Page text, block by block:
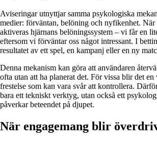
Aviseringar utnyttjar samma psykologiska
medier: förväntan, belöning och nyfikenhet.
aktiveras hjärnans belöningssystem – vi får en
eftersom vi förväntar oss något intressant. I
resultatet av ett spel, en kampanj eller en ny
Denna mekanism kan göra att användaren
ofta utan att ha planerat det. För vissa blir det en
frestelse som kan vara svår att kontrollera.
bara ett tekniskt verktyg, utan också ett
påverkar beteendet på djupet.
När engagemang blir